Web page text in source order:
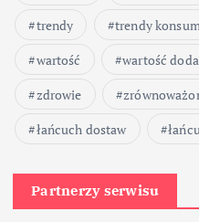
trendy
trendy
wartość
wartość
zdrowie
łańcuch dostaw
Partnerzy serwisu